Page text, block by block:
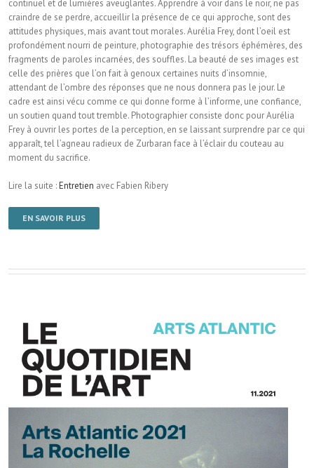
continuel et de lumières aveuglantes. Apprendre à voir dans le noir, ne pas
craindre de se perdre, accueillir la présence de ce qui approche, sont des
attitudes physiques, mais avant tout morales. Aurélia Frey, dont l’oeil est
profondément nourri de peinture, photographie des trésors éphémères, des
fragments de paroles incarnées, des souffles. La beauté de ses images est
celle des prières que l’on fait à genoux certaines nuits d’insomnie,
attendant de l’ombre des réponses que ne nous donnera pas le jour. Le
cadre est ainsi vécu comme ce qui donne forme à l’informe, une confiance,
un soutien quand tout tremble. Photographier consiste donc pour Aurélia
Frey à ouvrir les portes de la perception, en se laissant surprendre par ce qui
apparaît, tel l’agneau radieux de Zurbaran face à l’éclair du couteau au
moment du sacrifice.
Lire la suite :Entretien avec Fabien Ribery
EN SAVOIR PLUS